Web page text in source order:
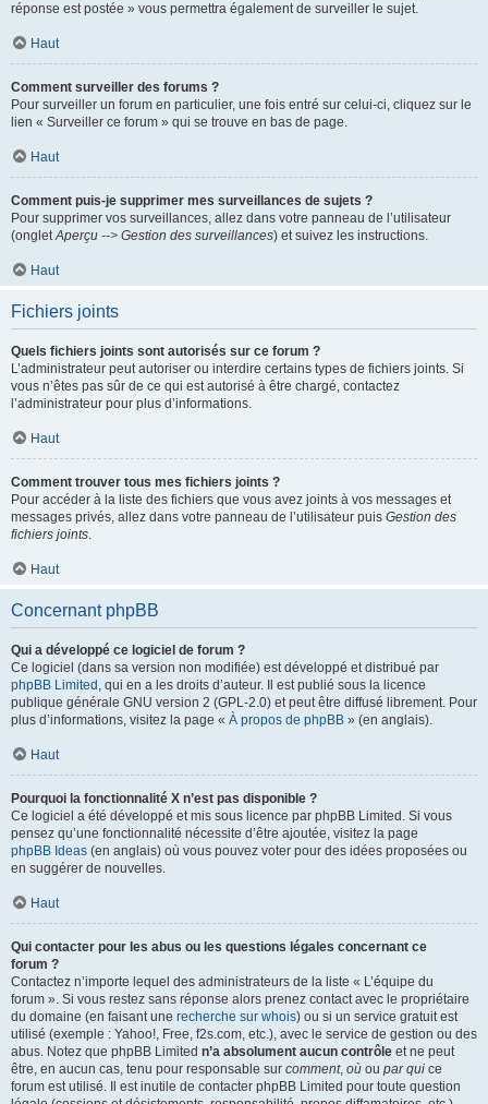
réponse est postée » vous permettra également de surveiller le sujet.
Haut
Comment surveiller des forums ?
Pour surveiller un forum en particulier, une fois entré sur celui-ci, cliquez sur le
lien « Surveiller ce forum » qui se trouve en bas de page.
Haut
Comment puis-je supprimer mes surveillances de sujets ?
Pour supprimer vos surveillances, allez dans votre panneau de l’utilisateur
(ongletAperçu --> Gestion des surveillances) et suivez les instructions.
Haut
Fichiers joints
Quels fichiers joints sont autorisés sur ce forum ?
L’administrateur peut autoriser ou interdire certains types de fichiers joints. Si
vous n’êtes pas sûr de ce qui est autorisé à être chargé, contactez
l’administrateur pour plus d’informations.
Haut
Comment trouver tous mes fichiers joints ?
Pour accéder à la liste des fichiers que vous avez joints à vos messages et
messages privés, allez dans votre panneau de l’utilisateur puis Gestion des
fichiers joints.
Haut
Concernant phpBB
Qui a développé ce logiciel de forum ?
Ce logiciel (dans sa version non modifiée) est développé et distribué par
phpBB Limited , qui en a les droits d’auteur. Il est publié sous la licence
publique générale GNU version 2 (GPL-2.0) et peut être diffusé librement. Pour
plus d’informations, visitez la page « À propos de phpBB » (en anglais).
Haut
Pourquoi la fonctionnalité X n’est pas disponible ?
Ce logiciel a été développé et mis sous licence par phpBB Limited. Si vous
pensez qu’une fonctionnalité nécessite d’être ajoutée, visitez la page
phpBB Ideas (en anglais) où vous pouvez voter pour des idées proposées ou
en suggérer de nouvelles.
Haut
Qui contacter pour les abus ou les questions légales concernant ce
forum ?
Contactez n’importe lequel des administrateurs de la liste « L’équipe du
forum ». Si vous restez sans réponse alors prenez contact avec le propriétaire
du domaine (en faisant une recherche sur whois) ou si un service gratuit est
utilisé (exemple : Yahoo!, Free, f2s.com, etc.), avec le service de gestion ou des
abus. Notez que phpBB Limited n’a absolument aucun contrôle et ne peut
être, en aucun cas, tenu pour responsable sur comment, où ou par qui ce
forum est utilisé. Il est inutile de contacter phpBB Limited pour toute question